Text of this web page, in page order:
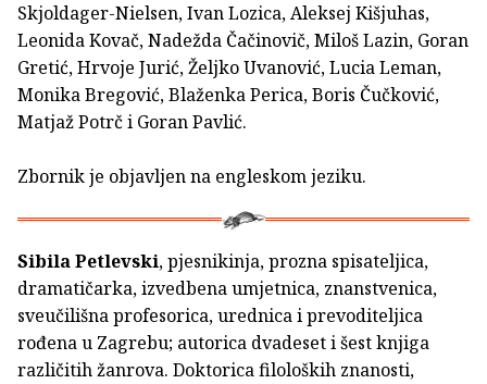
Skjoldager-Nielsen, Ivan Lozica, Aleksej Kišjuhas,
Leonida Kovač, Nadežda Čačinovič, Miloš Lazin, Goran
Gretić, Hrvoje Jurić, Željko Uvanović, Lucia Leman,
Monika Bregović, Blaženka Perica, Boris Čučković,
Matjaž Potrč i Goran Pavlić.
Zbornik je objavljen na engleskom jeziku.
Sibila Petlevski, pjesnikinja, prozna spisateljica,
dramatičarka, izvedbena umjetnica, znanstvenica,
sveučilišna profesorica, urednica i prevoditeljica
rođena u Zagrebu; autorica dvadeset i šest knjiga
različitih žanrova. Doktorica filoloških znanosti,